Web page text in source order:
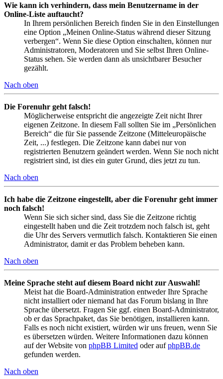
Wie kann ich verhindern, dass mein Benutzername in der
Online-Liste auftaucht?
In Ihrem persönlichen Bereich finden Sie in den Einstellungen
eine Option „Meinen Online-Status während dieser Sitzung
verbergen“. Wenn Sie diese Option einschalten, können nur
Administratoren, Moderatoren und Sie selbst Ihren Online-
Status sehen. Sie werden dann als unsichtbarer Besucher
gezählt.
Nach oben
Die Forenuhr geht falsch!
Möglicherweise entspricht die angezeigte Zeit nicht Ihrer
eigenen Zeitzone. In diesem Fall sollten Sie im „Persönlichen
Bereich“ die für Sie passende Zeitzone (Mitteleuropäische
Zeit, ...) festlegen. Die Zeitzone kann dabei nur von
registrierten Benutzern geändert werden. Wenn Sie noch nicht
registriert sind, ist dies ein guter Grund, dies jetzt zu tun.
Nach oben
Ich habe die Zeitzone eingestellt, aber die Forenuhr geht immer
noch falsch!
Wenn Sie sich sicher sind, dass Sie die Zeitzone richtig
eingestellt haben und die Zeit trotzdem noch falsch ist, geht
die Uhr des Servers vermutlich falsch. Kontaktieren Sie einen
Administrator, damit er das Problem beheben kann.
Nach oben
Meine Sprache steht auf diesem Board nicht zur Auswahl!
Meist hat die Board-Administration entweder Ihre Sprache
nicht installiert oder niemand hat das Forum bislang in Ihre
Sprache übersetzt. Fragen Sie ggf. einen Board-Administrator,
ob er das Sprachpaket, das Sie benötigen, installieren kann.
Falls es noch nicht existiert, würden wir uns freuen, wenn Sie
es übersetzen würden. Weitere Informationen dazu können
auf der Website von phpBB Limited oder aufphpBB.de
gefunden werden.
Nach oben